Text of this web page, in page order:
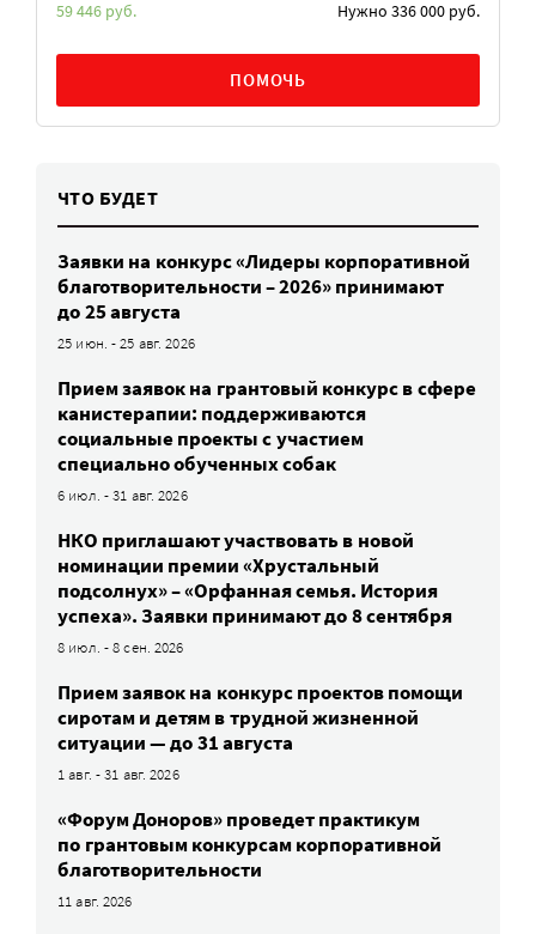
59 446 руб. Нужно 336 000 руб.
ПОМОЧЬ
ЧТО БУДЕТ
Заявки на конкурс «Лидеры корпоративной
благотворительности – 2026» принимают
до 25 августа
25 июн. - 25 авг. 2026
Прием заявок на грантовый конкурс в сфере
канистерапии: поддерживаются
социальные проекты с участием
специально обученных собак
6 июл. - 31 авг. 2026
НКО приглашают участвовать в новой
номинации премии «Хрустальный
подсолнух» – «Орфанная семья. История
успеха». Заявки принимают до 8 сентября
8 июл. - 8 сен. 2026
Прием заявок на конкурс проектов помощи
сиротам и детям в трудной жизненной
ситуации — до 31 августа
1 авг. - 31 авг. 2026
«Форум Доноров» проведет практикум
по грантовым конкурсам корпоративной
благотворительности
11 авг. 2026